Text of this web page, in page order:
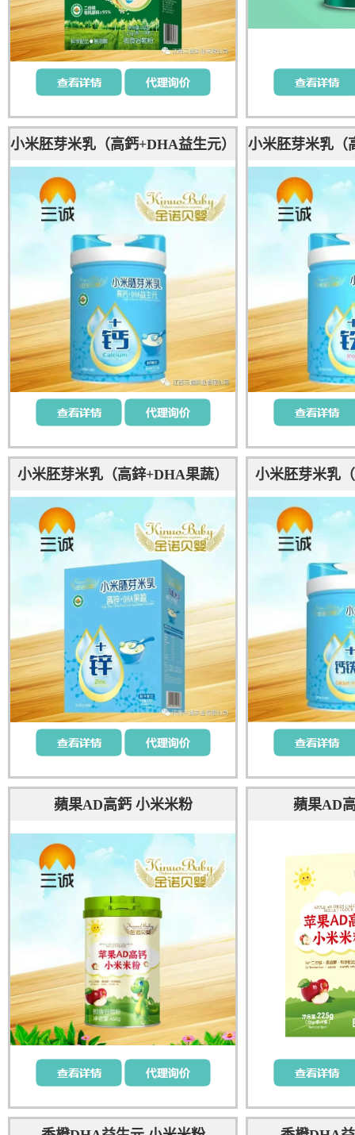
小米胚芽米乳（高鈣+DHA益生元） 小米胚芽米乳（
小米胚芽米乳（高鋅+DHA果蔬） 小米胚芽米乳
蘋果AD高鈣 小米米粉 蘋果AD